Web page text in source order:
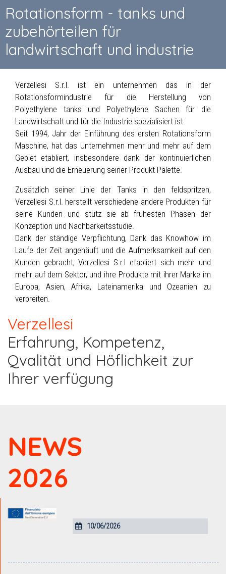
Rotationsform - tanks und
zubehörteilen für
landwirtschaft und industrie
Verzellesi S.r.l. ist ein unternehmen das in der
Rotationsformindustrie für die Herstellung von
Polyethylene tanks und Polyethylene Sachen für die
Landwirtschaft und für die Industrie spezialisiert ist.
Seit 1994, Jahr der Einführung des ersten Rotationsform
Maschine, hat das Unternehmen mehr und mehr auf dem
Gebiet etabliert, insbesondere dank der kontinuierlichen
Ausbau und die Erneuerung seiner Produkt Palette.
Zusätzlich seiner Linie der Tanks in den feldspritzen,
Verzellesi S.r.l. herstellt verschiedene andere Produkten für
seine Kunden und stütz sie ab frühesten Phasen der
Konzeption und Nachbarkeitsstudie.
Dank der ständige Verpflichtung, Dank das Knowhow im
Laufe der Zeit angehäuft und die Aufmerksamkeit auf den
Kunden gebracht, Verzellesi S.r.l etabliert sich mehr und
mehr auf dem Sektor, und ihre Produkte mit ihrer Marke im
Europa, Asien, Afrika, Lateinamerika und Ozeanien zu
verbreiten.
Verzellesi
Erfahrung, Kompetenz,
Qvalität und Höflichkeit zur
Ihrer verfügung
NEWS
2026
10/06/2026